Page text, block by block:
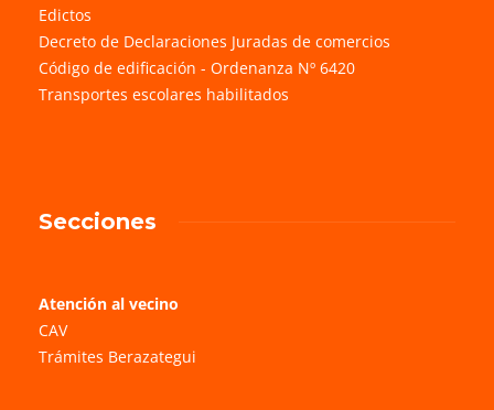
Edictos
Decreto de Declaraciones Juradas de comercios
Código de edificación - Ordenanza Nº 6420
Transportes escolares habilitados
Secciones
Atención al vecino
CAV
Trámites Berazategui